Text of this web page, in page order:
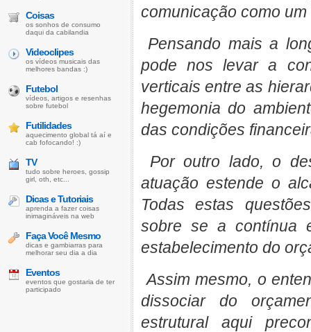
comunicação como um
Pensando mais a
pode nos levar a
verticais entre as
hegemonia do
das condições
Por outro lado, o
atuação estende o
Todas estas
sobre se a contínua
estabelecimento do
Assim mesmo, o
dissociar do
estrutural aqui
Coisas
os sonhos de consumo
daqui da cabilandia
Videoclipes
os vídeos musicais das
melhores bandas :)
Futebol
vídeos, artigos e resenhas
sobre futebol
Futilidades
aquecimento global tá aí e
cab fofocando! :)
TV
tudo sobre heroes, gossip
girl, oth, etc...
Dicas e Tutoriais
aprenda a fazer coisas
inimagináveis na web
Faça Você Mesmo
dicas e gambiarras para
melhorar seu dia a dia
Eventos
eventos que gostaria de ter
participado